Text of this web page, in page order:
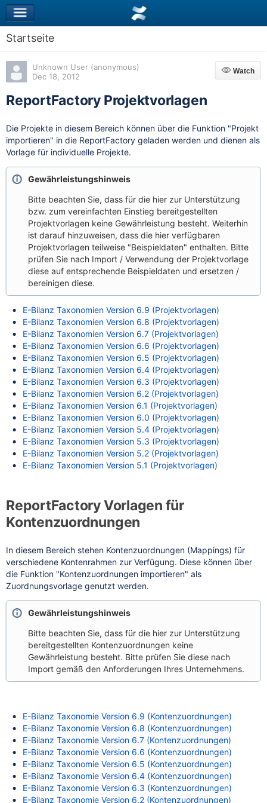
Startseite
Unknown User (anonymous)
Dec 18, 2012
Watch
Watch
ReportFactory Projektvorlagen
Die Projekte in diesem Bereich können über die Funktion "Projekt
importieren" in die ReportFactory geladen werden und dienen als
Vorlage für individuelle Projekte.
Gewährleistungshinweis
Bitte beachten Sie, dass für die hier zur Unterstützung
bzw. zum vereinfachten Einstieg bereitgestellten
Projektvorlagen keine Gewährleistung besteht. Weiterhin
ist darauf hinzuweisen, dass die hier verfügbaren
Projektvorlagen teilweise "Beispieldaten" enthalten. Bitte
prüfen Sie nach Import / Verwendung der Projektvorlage
diese auf entsprechende Beispieldaten und ersetzen /
bereinigen diese.
E-Bilanz Taxonomien Version 6.9 (Projektvorlagen)
E-Bilanz Taxonomien Version 6.8 (Projektvorlagen)
E-Bilanz Taxonomien Version 6.7 (Projektvorlagen)
E-Bilanz Taxonomien Version 6.6 (Projektvorlagen)
E-Bilanz Taxonomien Version 6.5 (Projektvorlagen)
E-Bilanz Taxonomien Version 6.4 (Projektvorlagen)
E-Bilanz Taxonomien Version 6.3 (Projektvorlagen)
E-Bilanz Taxonomien Version 6.2 (Projektvorlagen)
E-Bilanz Taxonomien Version 6.1 (Projektvorlagen)
E-Bilanz Taxonomien Version 6.0 (Projektvorlagen)
E-Bilanz Taxonomien Version 5.4 (Projektvorlagen)
E-Bilanz Taxonomien Version 5.3 (Projektvorlagen)
E-Bilanz Taxonomien Version 5.2 (Projektvorlagen)
E-Bilanz Taxonomien Version 5.1 (Projektvorlagen)
ReportFactory Vorlagen für
Kontenzuordnungen
In diesem Bereich stehen Kontenzuordnungen (Mappings) für
verschiedene Kontenrahmen zur Verfügung. Diese können über
die Funktion "Kontenzuordnungen importieren" als
Zuordnungsvorlage genutzt werden.
Gewährleistungshinweis
Bitte beachten Sie, dass für die hier zur Unterstützung
bereitgestellten Kontenzuordnungen keine
Gewährleistung besteht. Bitte prüfen Sie diese nach
Import gemäß den Anforderungen Ihres Unternehmens.
E-Bilanz Taxonomie Version 6.9 (Kontenzuordnungen)
E-Bilanz Taxonomie Version 6.8 (Kontenzuordnungen)
E-Bilanz Taxonomie Version 6.7 (Kontenzuordnungen)
E-Bilanz Taxonomie Version 6.6 (Kontenzuordnungen)
E-Bilanz Taxonomie Version 6.5 (Kontenzuordnungen)
E-Bilanz Taxonomie Version 6.4 (Kontenzuordnungen)
E-Bilanz Taxonomie Version 6.3 (Kontenzuordnungen)
E-Bilanz Taxonomie Version 6.2 (Kontenzuordnungen)